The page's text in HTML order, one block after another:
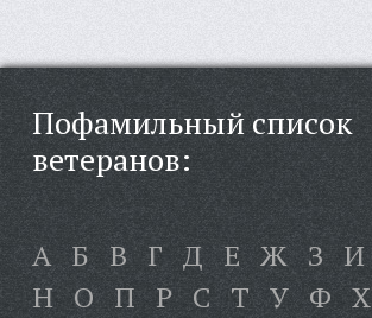
Пофамильный список
ветеранов:
А Б В Г Д Е Ж З И
Н О П Р С Т У Ф Х